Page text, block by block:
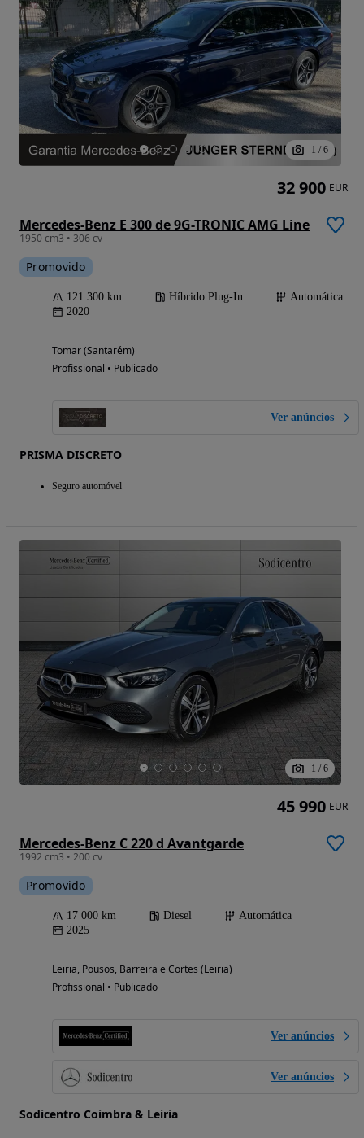
1 / 6
Mercedes-Benz E 300 de 9G-TRONIC AMG Line
1950 cm3 • 306 cv
Promovido
121 300 km Híbrido Plug-In
Automática
2020
Tomar (Santarém)
Profissional • Publicado
Ver anúncios
PRISMA DISCRETO
Seguro automóvel
32 900 EUR
1 / 6
Mercedes-Benz C 220 d Avantgarde
1992 cm3 • 200 cv
Promovido
17 000 km Diesel
Automática
2025
Leiria, Pousos, Barreira e Cortes (Leiria)
Profissional • Publicado
Ver anúncios
Ver anúncios
Sodicentro Coimbra & Leiria
45 990 EUR